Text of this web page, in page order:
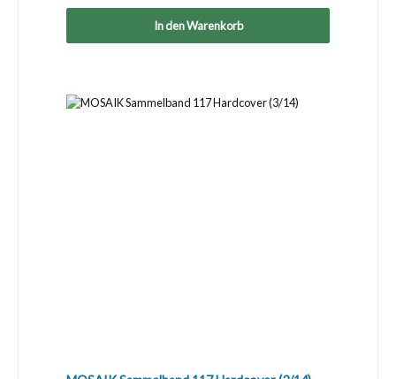
In den Warenkorb